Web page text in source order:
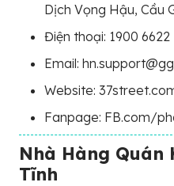
Dịch Vọng Hậu, Cầu
Điện thoại: 1900 6622
Email:
Website:
Fanpage: FB.com/
Nhà Hàng Quán
Tĩnh